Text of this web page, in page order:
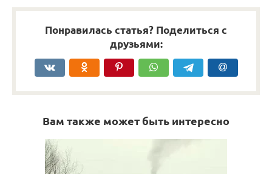
Понравилась статья? Поделиться с
друзьями:
Вам также может быть интересно